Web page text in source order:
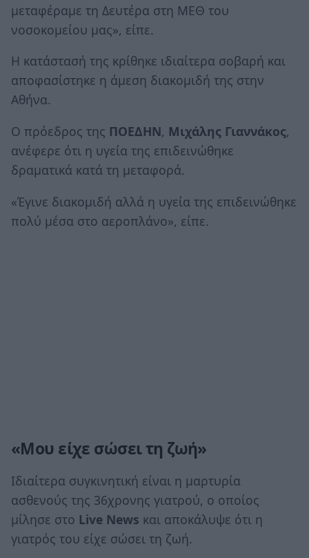
μεταφέραμε τη Δευτέρα στη ΜΕΘ του
νοσοκομείου μας», είπε.
Η κατάστασή της κρίθηκε ιδιαίτερα σοβαρή και
αποφασίστηκε η άμεση διακομιδή της στην
Αθήνα.
Ο πρόεδρος της ΠΟΕΔΗΝ, Μιχάλης Γιαννάκος,
ανέφερε ότι η υγεία της επιδεινώθηκε
δραματικά κατά τη μεταφορά.
«Έγινε διακομιδή αλλά η υγεία της επιδεινώθηκε
πολύ μέσα στο αεροπλάνο», είπε.
«Μου είχε σώσει τη ζωή»
Ιδιαίτερα συγκινητική είναι η μαρτυρία
ασθενούς της 36χρονης γιατρού, ο οποίος
μίλησε στο Live News και αποκάλυψε ότι η
γιατρός του είχε σώσει τη ζωή.